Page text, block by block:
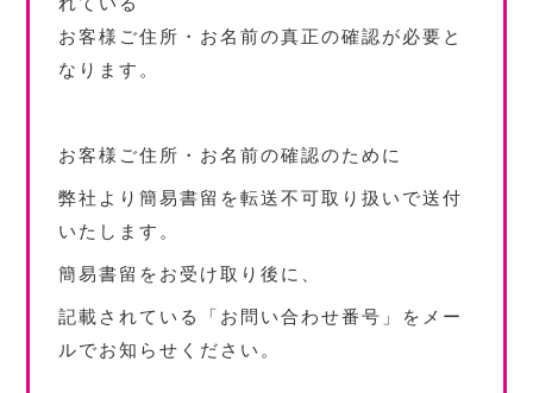
お客様ご住所・お名前の真正の確認が必要と
なります。
お客様ご住所・お名前の確認のために
弊社より簡易書留を転送不可取り扱いで送付
いたします。
簡易書留をお受け取り後に、
記載されている「お問い合わせ番号」をメー
ルでお知らせください。